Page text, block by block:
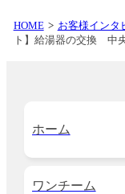
HOME お客様インタ
ト】給湯器の交換 中
ホーム
ワンチーム